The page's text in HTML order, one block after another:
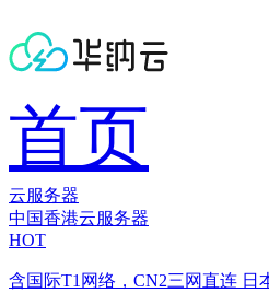
首页
云服务器
中国香港云服务器
HOT
含国际T1网络，CN2三网直连 日